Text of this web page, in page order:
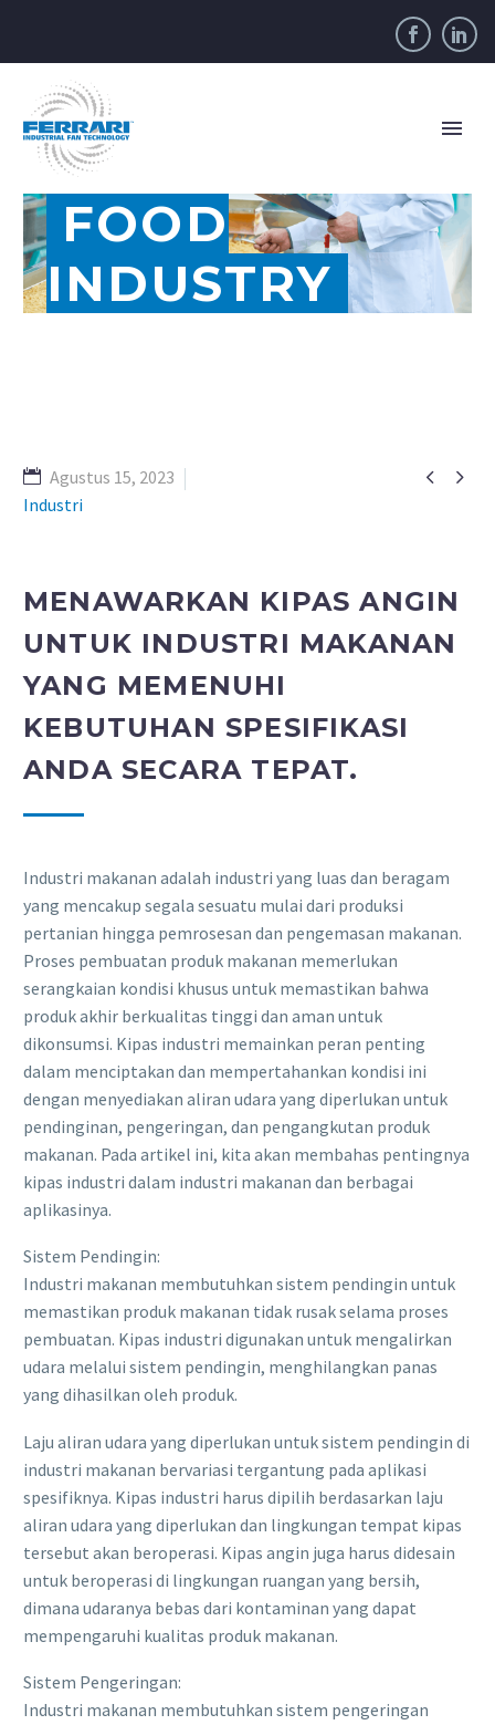
FOOD
INDUSTRY
 
Agustus 15, 2023
Industri
MENAWARKAN KIPAS ANGIN
UNTUK INDUSTRI MAKANAN
YANG MEMENUHI
KEBUTUHAN SPESIFIKASI
ANDA SECARA TEPAT.
Industri makanan adalah industri yang luas dan beragam
yang mencakup segala sesuatu mulai dari produksi
pertanian hingga pemrosesan dan pengemasan makanan.
Proses pembuatan produk makanan memerlukan
serangkaian kondisi khusus untuk memastikan bahwa
produk akhir berkualitas tinggi dan aman untuk
dikonsumsi. Kipas industri memainkan peran penting
dalam menciptakan dan mempertahankan kondisi ini
dengan menyediakan aliran udara yang diperlukan untuk
pendinginan, pengeringan, dan pengangkutan produk
makanan. Pada artikel ini, kita akan membahas pentingnya
kipas industri dalam industri makanan dan berbagai
aplikasinya.
Sistem Pendingin:
Industri makanan membutuhkan sistem pendingin untuk
memastikan produk makanan tidak rusak selama proses
pembuatan. Kipas industri digunakan untuk mengalirkan
udara melalui sistem pendingin, menghilangkan panas
yang dihasilkan oleh produk.
Laju aliran udara yang diperlukan untuk sistem pendingin di
industri makanan bervariasi tergantung pada aplikasi
spesifiknya. Kipas industri harus dipilih berdasarkan laju
aliran udara yang diperlukan dan lingkungan tempat kipas
tersebut akan beroperasi. Kipas angin juga harus didesain
untuk beroperasi di lingkungan ruangan yang bersih,
dimana udaranya bebas dari kontaminan yang dapat
mempengaruhi kualitas produk makanan.
Sistem Pengeringan:
Industri makanan membutuhkan sistem pengeringan